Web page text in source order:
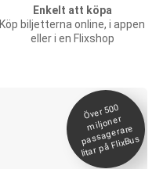
Enkelt att köpa
Köp biljetterna online, i appen
eller i en Flixshop
Över 500
miljoner
passagerare
litar på FlixBus